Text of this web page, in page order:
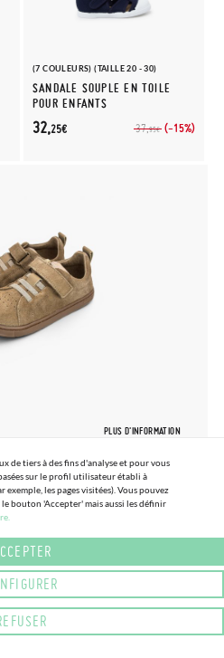
(7 COULEURS) (TAILLE 20 - 30)
SANDALE SOUPLE EN TOILE
POUR ENFANTS
37,95€ (-15%)
32,25€
PLUS D'INFORMATION
GRANDES
70,95€
de tiers à des fins d'analyse et pour vous
sur le profil utilisateur établi à
les pages visitées). Vous pouvez
bouton 'Accepter' mais aussi les définir